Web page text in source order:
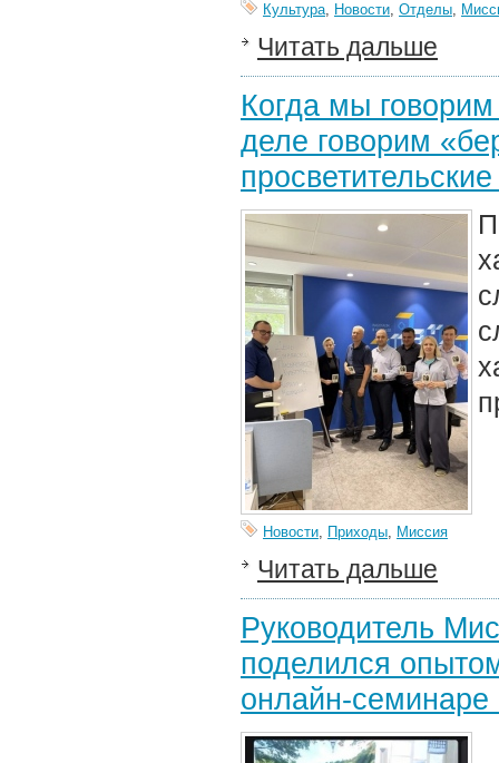
Культура, Новости, Отделы,
Читать дальше
Когда мы
деле говорим
Новости, Приходы, Миссия
Читать дальше
Руководитель
поделился
онлайн-семинаре